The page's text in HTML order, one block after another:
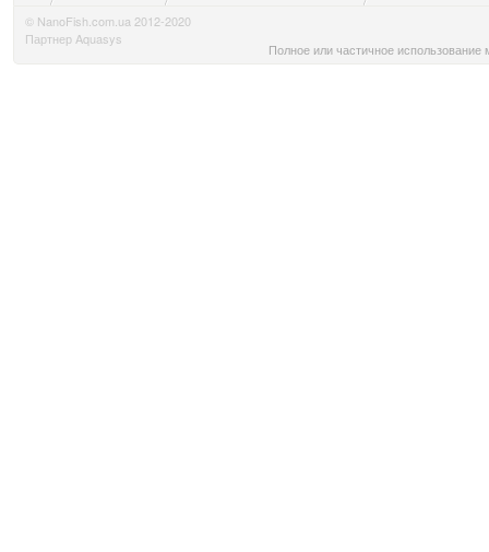
© NanoFish.com.ua 2012-2020
Партнер Aquasys
Полное или частичное